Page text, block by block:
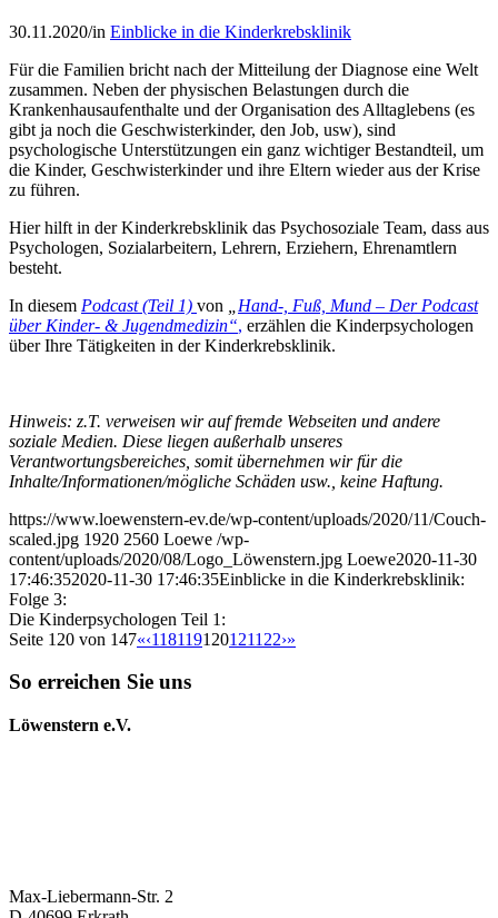
30.11.2020/in Einblicke in die Kinderkrebsklinik
Für die Familien bricht nach der Mitteilung der Diagnose eine Welt
zusammen. Neben der physischen Belastungen durch die
Krankenhausaufenthalte und der Organisation des Alltaglebens (es
gibt ja noch die Geschwisterkinder, den Job, usw), sind
psychologische Unterstützungen ein ganz wichtiger Bestandteil, um
die Kinder, Geschwisterkinder und ihre Eltern wieder aus der Krise
zu führen.
Hier hilft in der Kinderkrebsklinik das Psychosoziale Team, dass aus
Psychologen, Sozialarbeitern, Lehrern, Erziehern, Ehrenamtlern
besteht.
In diesem Podcast (Teil 1) von
Hand-, Fuß, Mund – Der Podcast
über Kinder- & Jugendmedizin“, erzählen die Kinderpsychologen
über Ihre Tätigkeiten in der Kinderkrebsklinik.
Hinweis: z.T. verweisen wir auf fremde Webseiten und andere
soziale Medien. Diese liegen außerhalb unseres
Verantwortungsbereiches, somit übernehmen wir für die
Inhalte/Informationen/mögliche Schäden usw., keine Haftung.
https://www.loewenstern-ev.de/wp-content/uploads/2020/11/Couch-
scaled.jpg 1920 2560 Loewe /wp-
content/uploads/2020/08/Logo_Löwenstern.jpg Loewe2020-11-30
17:46:352020-11-30 17:46:35Einblicke in die Kinderkrebsklinik:
Folge 3:
Die Kinderpsychologen Teil 1:
Seite 120 von 147«‹118119120121122›»
So erreichen Sie uns
Löwenstern e.V.
Max-Liebermann-Str. 2